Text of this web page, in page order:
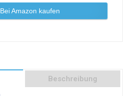
Bei Amazon kaufen
Beschreibung